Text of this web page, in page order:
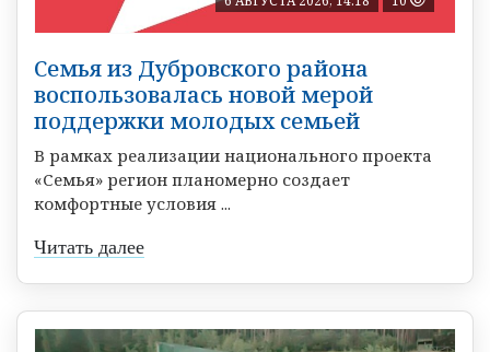
Семья из Дубровского района
воспользовалась новой мерой
поддержки молодых семьей
В рамках реализации национального проекта
«Семья» регион планомерно создает
комфортные условия ...
Читать далее